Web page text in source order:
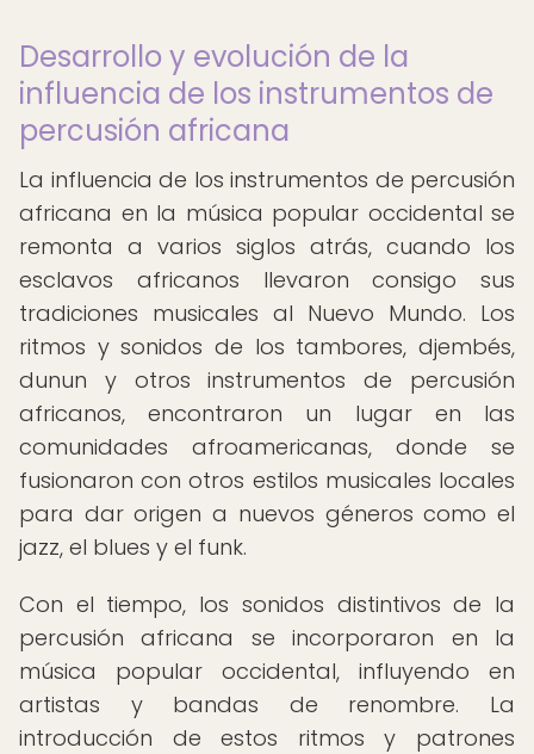
Desarrollo y evolución de la
influencia de los instrumentos de
percusión africana
La influencia de los instrumentos de percusión
africana en la música popular occidental se
remonta a varios siglos atrás, cuando los
esclavos africanos llevaron consigo sus
tradiciones musicales al Nuevo Mundo. Los
ritmos y sonidos de los tambores, djembés,
dunun y otros instrumentos de percusión
africanos, encontraron un lugar en las
comunidades afroamericanas, donde se
fusionaron con otros estilos musicales locales
para dar origen a nuevos géneros como el
jazz, el blues y el funk.
Con el tiempo, los sonidos distintivos de la
percusión africana se incorporaron en la
música popular occidental, influyendo en
artistas y bandas de renombre. La
introducción de estos ritmos y patrones